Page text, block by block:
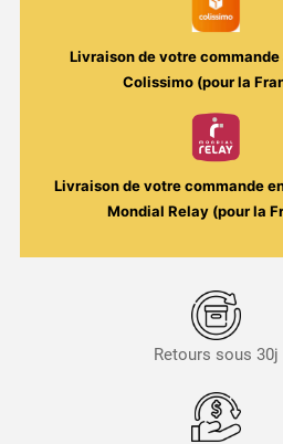
Livraison de votre
Colissimo (pour la
Livraison de votre commande
Mondial Relay (pour la
Retours sous 30j